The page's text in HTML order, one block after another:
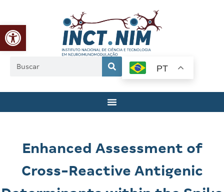
Abrir a barra de ferramentas
PT
Enhanced Assessment of
Cross-Reactive Antigenic